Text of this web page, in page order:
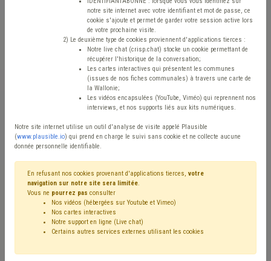
Matière(s) principale(s)
Etudes et chiffres
Filtrer cette requête avec des mots-clés
⇒ CPAS (retirer le mot clé)
Précarité énergétique Coronavirus
Mazout
(2) Social(2) Fonds social
( retirer le mot clé) Électricité(2) Emploi(1)
notre site internet avec votre identifiant et mot de passe, ce
cookie s'ajoute et permet de garder votre session active lors
de votre prochaine visite.
2) Le deuxième type de cookies proviennent d'applications tierces :
Notre live chat (crisp.chat) stocke un cookie permettant de
récupérer l'historique de la conversation;
Les cartes interactives qui présentent les communes
(issues de nos fiches communales) à travers une carte de
la Wallonie;
Les vidéos encapsulées (YouTube, Viméo) qui reprennent nos
interviews, et nos supports liés aux kits numériques.
Notre site internet utilise un outil d'analyse de visite appelé Plausible
(www.plausible.io) qui prend en charge le suivi sans cookie et ne collecte aucune
donnée personnelle identifiable.
En refusant nos cookies provenant d'applications tierces, votre
navigation sur notre site sera limitée.
Vous ne pourrez pas consulter
Nos vidéos (hébergées sur Youtube et Vimeo)
Nos cartes interactives
Notre support en ligne (Live chat)
Certains autres services externes utilisant les cookies